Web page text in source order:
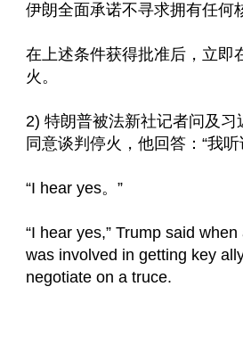
伊朗全面承诺不寻求拥有任何
在上述条件获得批准后，立即
火。
2) 特朗普被法新社记者问及习
同意谈判停火，他回答：“我听
“I hear yes。”
“I hear yes,” Trump said
was involved in getting key
negotiate on a truce.